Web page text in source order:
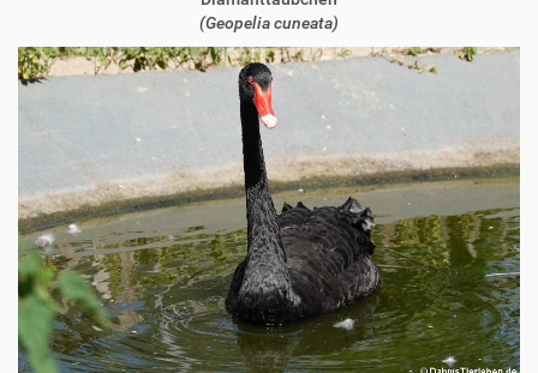
(Geopelia cuneata)